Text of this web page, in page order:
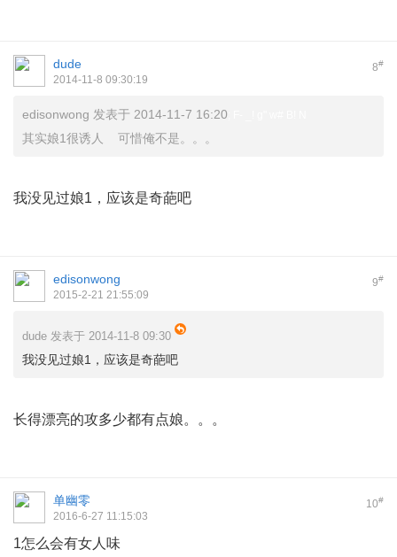
8#
dude
2014-11-8 09:30:19
edisonwong 发表于 2014-11-7 16:20
其实娘1很诱人 可惜俺不是。。。
我没见过娘1，应该是奇葩吧
9#
edisonwong
2015-2-21 21:55:09
dude 发表于 2014-11-8 09:30
我没见过娘1，应该是奇葩吧
长得漂亮的攻多少都有点娘。。。
10#
单幽零
2016-6-27 11:15:03
1怎么会有女人味